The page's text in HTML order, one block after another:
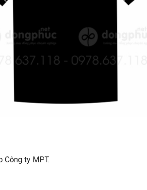
Công ty MPT.